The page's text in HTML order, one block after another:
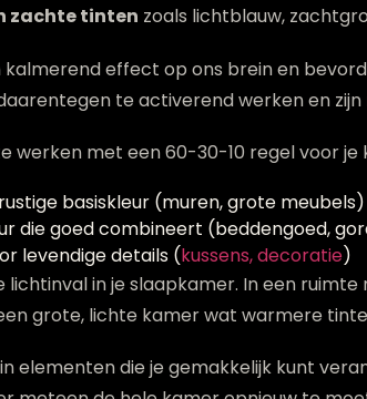
zachte tinten zoals lichtblauw,
effect op ons brein en
te activerend werken en
werken met een 60-30-10 regel voor je
basiskleur (muren, grote meubels)
die goed combineert (beddengoed,
levendige details (kussens, decoratie)
lichtinval in je slaapkamer. In een
grote, lichte kamer wat warmere
elementen die je gemakkelijk kunt